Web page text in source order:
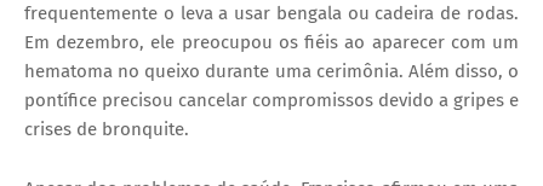
frequentemente o leva a usar bengala ou cadeira de rodas.
Em dezembro, ele preocupou os fiéis ao aparecer com um
hematoma no queixo durante uma cerimônia. Além disso, o
pontífice precisou cancelar compromissos devido a gripes e
crises de bronquite.